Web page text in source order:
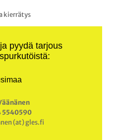
kierrätys
pyydä tarjous
5540590
(at) gles.fi